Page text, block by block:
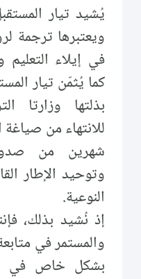
يُشيد تيار
ويعتبرها ترجمة
في إيلاء
كما يُثمّن تيار
بذلتها وزارتا
للانتهاء من صياغة
شهرين من صدور
وتوحيد الإطار
النوعية.
إذ نُشيد بذلك،
والمستمر في
بشكل خاص في